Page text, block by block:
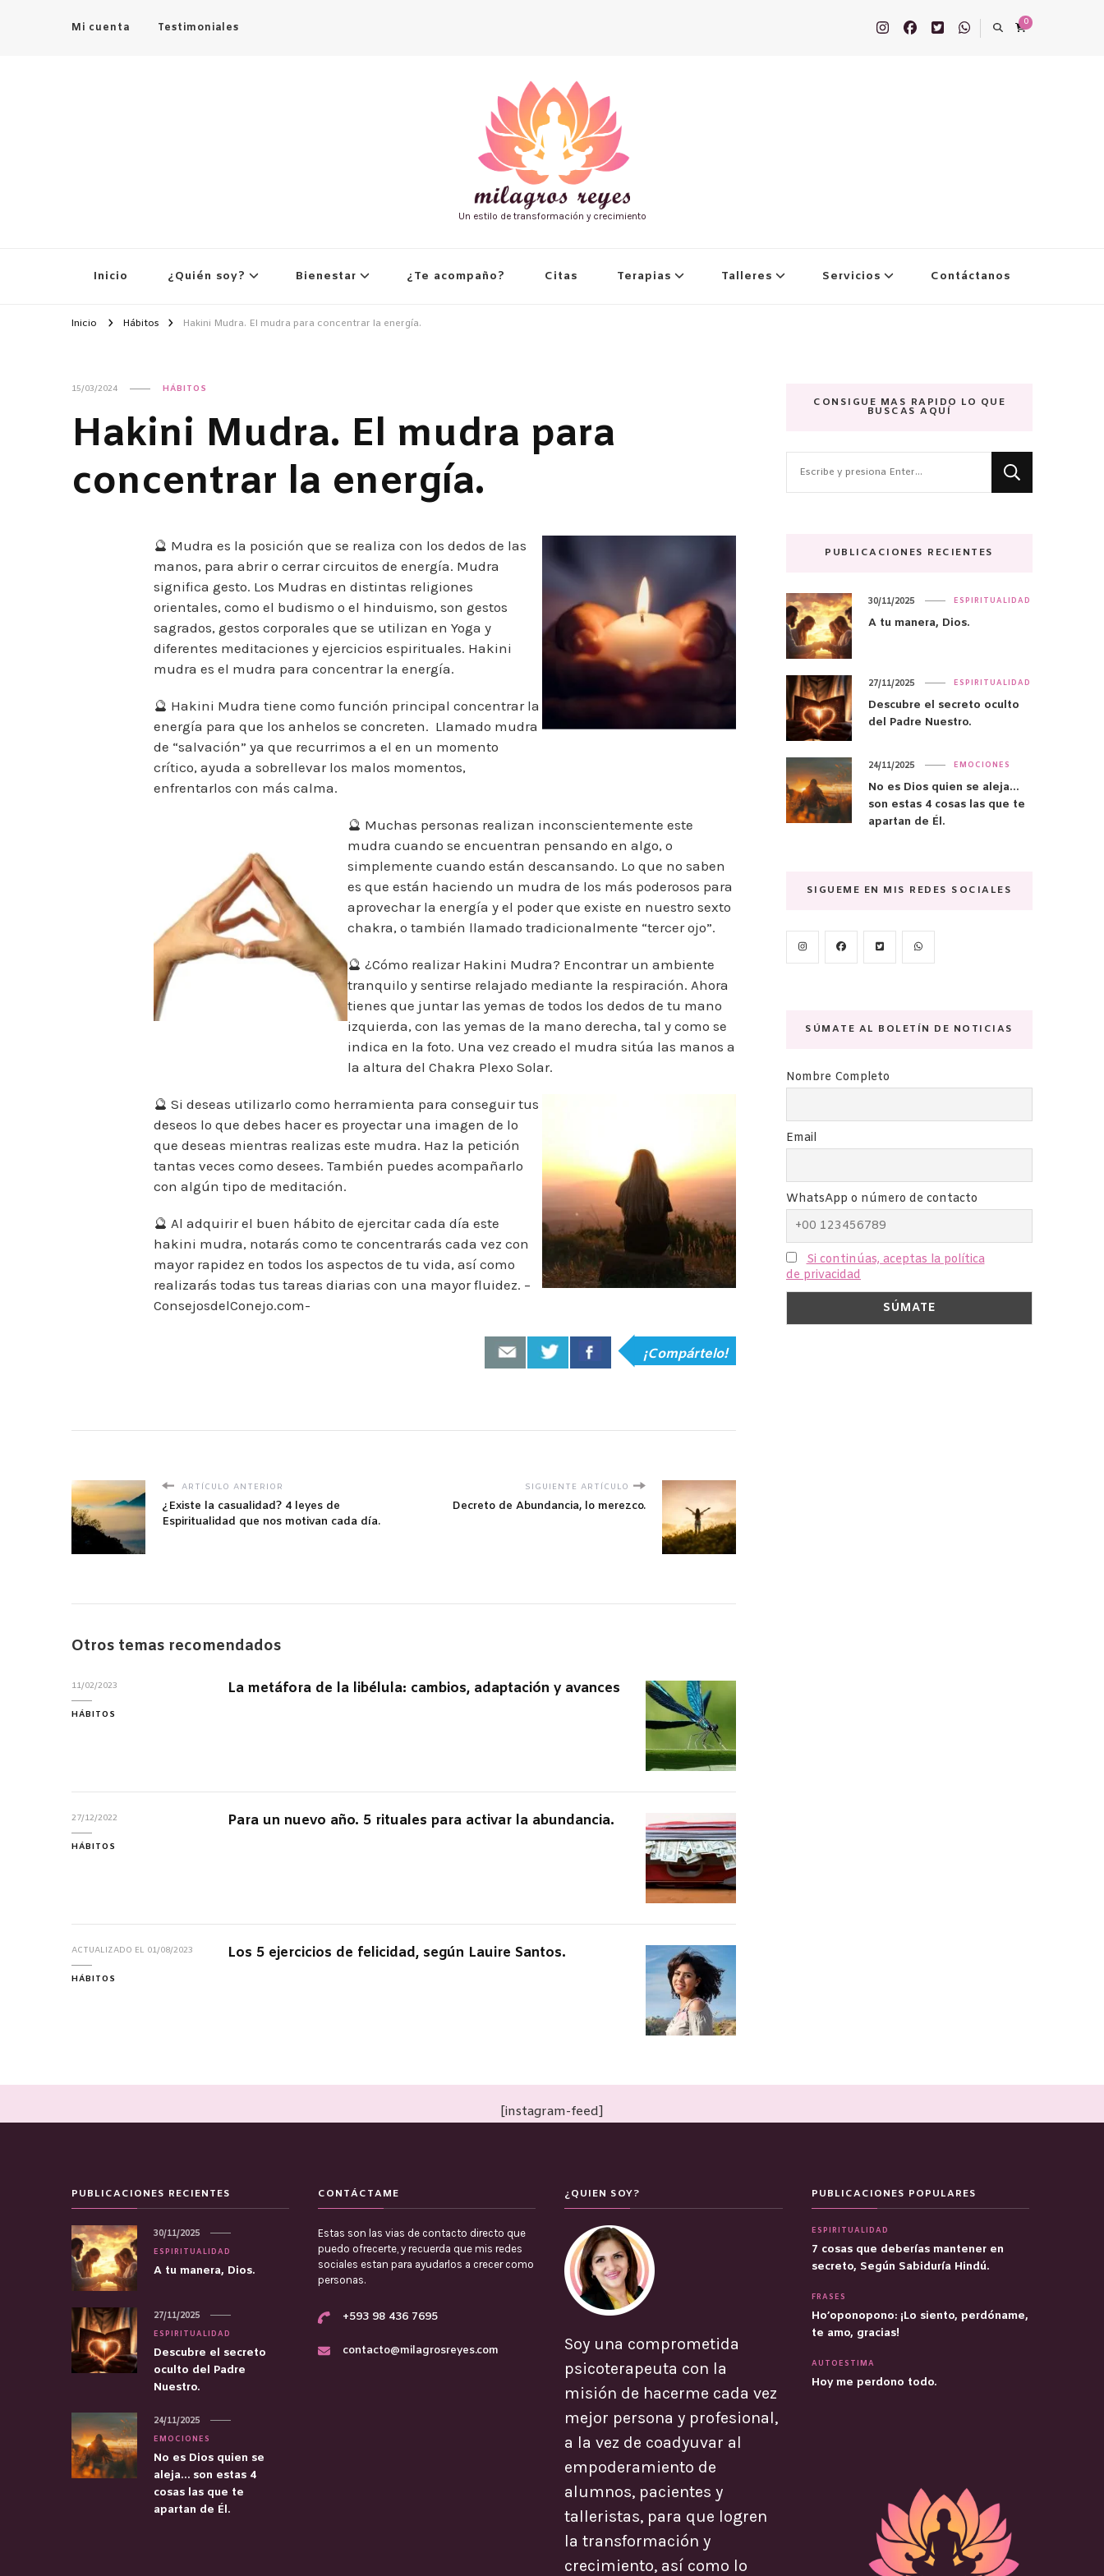
Mi cuenta Testimoniales 0
Un estilo de transformación y crecimiento
Inicio ¿Quién soy? Bienestar ¿Te acompaño? Citas Terapias Talleres Servicios Contáctanos
Inicio Hábitos Hakini Mudra. El mudra para concentrar la energía.
15/03/2024 HÁBITOS
Hakini Mudra. El mudra para
concentrar la energía.
🔮 Mudra es la posición que se realiza con los dedos de las
manos, para abrir o cerrar circuitos de energía. Mudra
significa gesto. Los Mudras en distintas religiones
orientales, como el budismo o el hinduismo, son gestos
sagrados, gestos corporales que se utilizan en Yoga y
diferentes meditaciones y ejercicios espirituales. Hakini
mudra es el mudra para concentrar la energía.
🔮 Hakini Mudra tiene como función principal concentrar la
energía para que los anhelos se concreten. Llamado mudra
de “salvación” ya que recurrimos a el en un momento
crítico, ayuda a sobrellevar los malos momentos,
enfrentarlos con más calma.
🔮 Muchas personas realizan inconscientemente este
mudra cuando se encuentran pensando en algo, o
simplemente cuando están descansando. Lo que no saben
es que están haciendo un mudra de los más poderosos para
aprovechar la energía y el poder que existe en nuestro sexto
chakra, o también llamado tradicionalmente “tercer ojo”.
🔮 ¿Cómo realizar Hakini Mudra? Encontrar un ambiente
tranquilo y sentirse relajado mediante la respiración. Ahora
tienes que juntar las yemas de todos los dedos de tu mano
izquierda, con las yemas de la mano derecha, tal y como se
indica en la foto. Una vez creado el mudra sitúa las manos a
la altura del Chakra Plexo Solar.
🔮 Si deseas utilizarlo como herramienta para conseguir tus
deseos lo que debes hacer es proyectar una imagen de lo
que deseas mientras realizas este mudra. Haz la petición
tantas veces como desees. También puedes acompañarlo
con algún tipo de meditación.
🔮 Al adquirir el buen hábito de ejercitar cada día este
hakini mudra, notarás como te concentrarás cada vez con
mayor rapidez en todos los aspectos de tu vida, así como
realizarás todas tus tareas diarias con una mayor fluidez. –
ConsejosdelConejo.com-
¡Compártelo!
ARTÍCULO ANTERIOR
¿Existe la casualidad? 4 leyes de
Espiritualidad que nos motivan cada día.
SIGUIENTE ARTÍCULO
Decreto de Abundancia, lo merezco.
Otros temas recomendados
11/02/2023
HÁBITOS
La metáfora de la libélula: cambios, adaptación y avances
27/12/2022
HÁBITOS
Para un nuevo año. 5 rituales para activar la abundancia.
ACTUALIZADO EL 01/08/2023
HÁBITOS
Los 5 ejercicios de felicidad, según Lauire Santos.
CONSIGUE MAS RAPIDO LO QUE
BUSCAS AQUÍ
PUBLICACIONES RECIENTES
ESPIRITUALIDAD
A tu manera, Dios.
30/11/2025
ESPIRITUALIDAD
Descubre el secreto oculto
del Padre Nuestro.
27/11/2025
EMOCIONES
No es Dios quien se aleja…
son estas 4 cosas las que te
apartan de Él.
24/11/2025
SIGUEME EN MIS REDES SOCIALES
SÚMATE AL BOLETÍN DE NOTICIAS
Nombre Completo
Email
WhatsApp o número de contacto
Si continúas, aceptas la política
de privacidad
[instagram-feed]
PUBLICACIONES RECIENTES
ESPIRITUALIDAD
A tu manera, Dios.
30/11/2025
ESPIRITUALIDAD
Descubre el secreto
oculto del Padre
Nuestro.
27/11/2025
EMOCIONES
No es Dios quien se
aleja… son estas 4
cosas las que te
apartan de Él.
24/11/2025
CONTÁCTAME
Estas son las vias de contacto directo que
puedo ofrecerte, y recuerda que mis redes
sociales estan para ayudarlos a crecer como
personas.
+593 98 436 7695
contacto@milagrosreyes.com
¿QUIEN SOY?
Soy una comprometida
psicoterapeuta con la
misión de hacerme cada vez
mejor persona y profesional,
a la vez de coadyuvar al
empoderamiento de
alumnos, pacientes y
talleristas, para que logren
la transformación y
crecimiento, así como lo
PUBLICACIONES POPULARES
ESPIRITUALIDAD
7 cosas que deberías mantener en
secreto, Según Sabiduría Hindú.
FRASES
Ho’oponopono: ¡Lo siento, perdóname,
te amo, gracias!
AUTOESTIMA
Hoy me perdono todo.